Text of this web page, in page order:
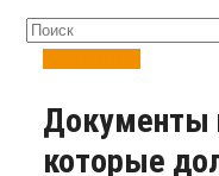
Документы
которые